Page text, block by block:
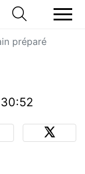
préparé